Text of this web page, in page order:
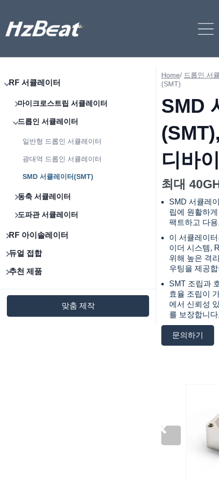
RF 서큘레이터
마이크로스트립 서큘레이터
드롭인 서큘레이터
일반형 드롭인 서큘레이터
광대역 드롭인 서큘레이터
SMD 서큘레이터(SMT)
동축 서큘레이터
도파관 서큘레이터
RF 아이솔레이터
듀얼 접합
추천 제품
맞춤 제작
Home/ 드롭인 서
(SMT)
SMD
디바
최대
SMD 서큘레
립에 원활하
팩트하고 다
이 서큘레이
이더 시스템,
위해 높은 격
우팅을 제공
SMT 조립과
효율 조립이
에서 신뢰성
를 보장합니
문의하기